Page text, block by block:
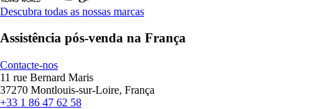
Descubra todas as nossas marcas
Assistência pós-venda na França
Contacte-nos
11 rue Bernard Maris
37270 Montlouis-sur-Loire, França
+33 1 86 47 62 58